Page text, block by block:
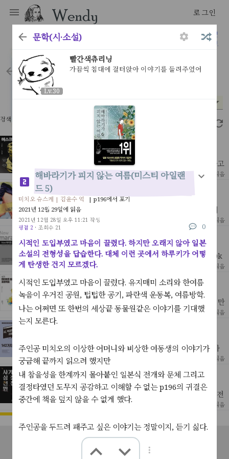
로그인
우리는 우리가 읽은 것으로 만들어진다
Lv.30
books
분야
*
검색 결과 62개
그는 분명히 개척자고 혁신가였다. 어느 분야에서는 천재라고
불릴만 했다.1999년 처음 2,200만달러를 손에 쥔 그는 이제
세계 최고의 부자가 되었다.처음 그를 알게된건 2013
[ 인물 ] 9 2026년 2월 3일 읽음
마라톤 나도 할 수 있다
제프 갤러웨이 | 이명혜 역
* 워크 브레이크 - 5분 뛰고 1분 걸으며 32킬로 지점까지 계
속 걷는 시간을 늘려가며 뛰다 마지막 10킬로부터 역주하는
방식이 책을 읽기전까지 나는 '달리는 중 걷는건 패배자
[ 건강&미용&가정 ] 2023년 7월 31일 읽음
가와고에 마나부 | 황세정 역
- 서브4 목표 - 5분 40초 페이스- 고글 준비- 훈련중에는 30k
m이상 달리지 않는다. 실전에서만 달린다.- 격주로 30km를
2023년 7월 31일 읽음
실전! 파이토치 딥러닝 프로젝트
아쉬쉬 란잔 자 | 김정인 역
예전 파이토치 버전이라 제대로 돌아가는 코드가 없지만그 만
큼 코드들을 수선하며 돌려보는 맛이있다.특히 이미지에서 캡
션을 뽑아내거나 미디 파일들을 트레이닝 시켜 새로운 미디
[ Technology ] 13 2023년 5월 7일 읽음
AI, 빅데이터 활용이 쉬워지는 142가지 데이터셋
독학으로 어떤 분야 하나를, 그것도 꽤나 아카데믹하고 역사
가 깊은 분야를 익힌다는 건 나뿐만 아니라 그 누구에게도 쉬
운 일이 아닐것이다.그 중에서도 가장 고초를 겪고 있는 것은 '
[ Technology ] 2023년 4월 16일 읽음
사기꾼의 심장은 천천히 뛴다
곽재식
조금은 오래 전, 이라기 보단 아마도 코로나가 터지기 바로 전
년, sf 페스티벌에서 곽재식 작가의 강연을 들었다.작가님은
[ 문학(시·소설) ] 2023년 4월 16일 읽음
무르 래퍼티 | 신해경 역
하지만 거기까지.서로가 서로를 너무나 의심하는 것도 이상하
고 또 설혹 누군가 범인이라해도 그건 과거 클론의 범행이지
[ 문학(시·소설) ]
서비스소개 고객센터
개인정보처리방침
문학(시·소설)
Lv.30
빨간색츄리닝
가끔씩 침대에 걸터앉아 이야기를 들려주었어
해바라기가 피지 않는 여름(미스티 아일랜
드 5)
미치오 슈스케 | 김윤수 역
| p196에서 포기
2021년 12월 29일에 읽음
2021년 12월 28일 오후 11:21 작성
평점 2 · 조회수 21 0
시적인 도입부였고 마음이 끌렸다. 하지만 오래지 않아 일본
소설의 전형성을 답습한다. 대체 이런 곳에서 하루키가 어떻
게 탄생한 건지 모르겠다.
시적인 도입부였고 마음이 끌렸다. 유지매미 소리와 한여름
녹음이 우거진 공원, 텁텁한 공기, 파란색 운동복, 여름방학.
나는 어쩌면 또 한번의 세상끝 동물원같은 이야기를 기대했
는지 모른다.
주인공 미치오의 이상한 어머니와 비상한 여동생의 이야기가
궁금해 끝까지 읽으려 했지만
내 참을성을 한계까지 몰아붙인 일본식 전개와 문체 그리고
결정타였던 도무지 공감하고 이해할 수 없는 p196의 귀결은
중간에 책을 덮지 않을 수 없게 했다.
주인공을 두드려 패주고 싶은 이야기는 정말이지, 듣기 싫다.